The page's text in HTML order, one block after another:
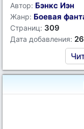
Автор: Бэнкс Иэн
Жанр: Боевая
Страниц: 309
Дата добавления: